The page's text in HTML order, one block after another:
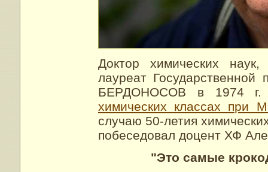
Доктор химических
лауреат
БЕРДОНОСОВ в 1974 г.
химических классах при
случаю 50-летия
побеседовал доцент ХФ
"Это самые